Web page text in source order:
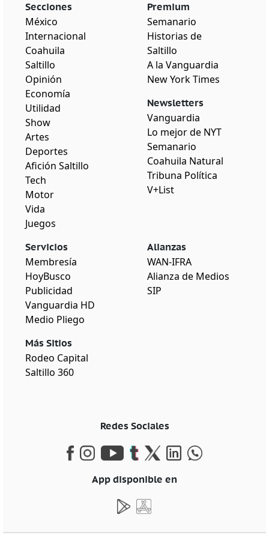
Secciones
México
Internacional
Coahuila
Saltillo
Opinión
Economía
Utilidad
Show
Artes
Deportes
Afición Saltillo
Tech
Motor
Vida
Juegos
Premium
Semanario
Historias de
Saltillo
A la Vanguardia
New York Times
Newsletters
Vanguardia
Lo mejor de NYT
Semanario
Coahuila Natural
Tribuna Política
V+List
Servicios
Membresía
HoyBusco
Publicidad
Vanguardia HD
Medio Pliego
Más Sitios
Rodeo Capital
Saltillo 360
Alianzas
WAN-IFRA
Alianza de Medios
SIP
Redes Sociales
App disponible en